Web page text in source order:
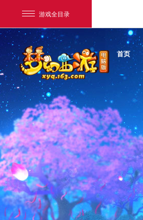
游戏全目录
网易游戏
游戏爱好者
我的足迹： 梦幻西游电脑版
首页